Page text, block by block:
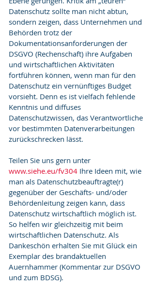
Datenschutz sollte man nicht abtun,
sondern zeigen, dass Unternehmen und
Behörden trotz der
Dokumentationsanforderungen der
DSGVO (Rechenschaft) ihre Aufgaben
und wirtschaftlichen Aktivitäten
fortführen können, wenn man für den
Datenschutz ein vernünftiges Budget
vorsieht. Denn es ist vielfach fehlende
Kenntnis und diffuses
Datenschutzwissen, das Verantwortliche
vor bestimmten Datenverarbeitungen
zurückschrecken lässt.
Teilen Sie uns gern unter
www.siehe.eu/fv304 Ihre Ideen mit, wie
man als Datenschutzbeauftragte(r)
gegenüber der Geschäfts- und/oder
Behördenleitung zeigen kann, dass
Datenschutz wirtschaftlich möglich ist.
So helfen wir gleichzeitig mit beim
wirtschaftlichen Datenschutz. Als
Dankeschön erhalten Sie mit Glück ein
Exemplar des brandaktuellen
Auernhammer (Kommentar zur DSGVO
und zum BDSG).